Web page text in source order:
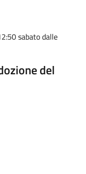
sabato dalle
del